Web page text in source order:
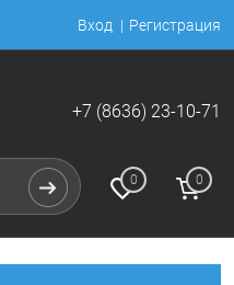
Вход Регистрация
+7 (8636) 23-10-71
0 0